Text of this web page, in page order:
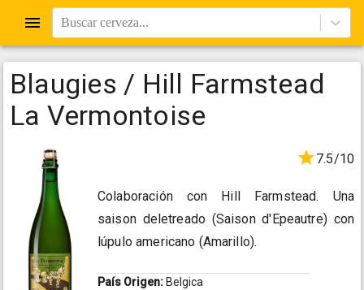
Buscar cerveza...
Blaugies / Hill Farmstead
La Vermontoise
7.5/10
Colaboración con Hill Farmstead. Una
saison deletreado (Saison d'Epeautre) con
lúpulo americano (Amarillo).
País Origen: Belgica